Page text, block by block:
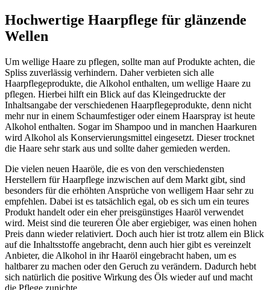
Hochwertige Haarpflege für glänzende
Wellen
Um wellige Haare zu pflegen, sollte man auf Produkte achten, die
Spliss zuverlässig verhindern. Daher verbieten sich alle
Haarpflegeprodukte, die Alkohol enthalten, um wellige Haare zu
pflegen. Hierbei hilft ein Blick auf das Kleingedruckte der
Inhaltsangabe der verschiedenen Haarpflegeprodukte, denn nicht
mehr nur in einem Schaumfestiger oder einem Haarspray ist heute
Alkohol enthalten. Sogar im Shampoo und in manchen Haarkuren
wird Alkohol als Konservierungsmittel eingesetzt. Dieser trocknet
die Haare sehr stark aus und sollte daher gemieden werden.
Die vielen neuen Haaröle, die es von den verschiedensten
Herstellern für Haarpflege inzwischen auf dem Markt gibt, sind
besonders für die erhöhten Ansprüche von welligem Haar sehr zu
empfehlen. Dabei ist es tatsächlich egal, ob es sich um ein teures
Produkt handelt oder ein eher preisgünstiges Haaröl verwendet
wird. Meist sind die teureren Öle aber ergiebiger, was einen hohen
Preis dann wieder relativiert. Doch auch hier ist trotz allem ein Blick
auf die Inhaltsstoffe angebracht, denn auch hier gibt es vereinzelt
Anbieter, die Alkohol in ihr Haaröl eingebracht haben, um es
haltbarer zu machen oder den Geruch zu verändern. Dadurch hebt
sich natürlich die positive Wirkung des Öls wieder auf und macht
die Pflege zunichte.